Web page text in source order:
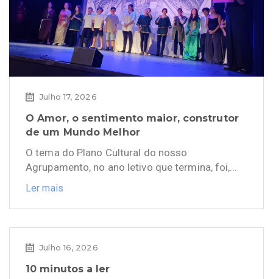
Julho 17, 2026
O Amor, o sentimento maior, construtor
de um Mundo Melhor
O tema do Plano Cultural do nosso
Agrupamento, no ano letivo que termina, foi,…
Ler mais
Julho 16, 2026
10 minutos a ler